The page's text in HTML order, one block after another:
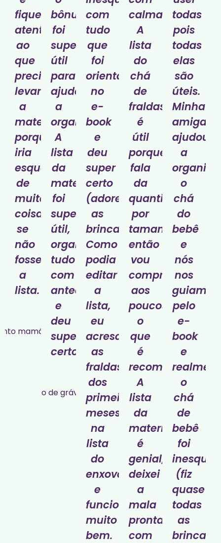
fiquei
atenta
ao
que
precisei
levar
a
maternidade,
porque
iria
esquecer
de
muita
coisa
se
não
fosse
a
lista.
Luiza
Martim
Paraná
bônus
foi
super
útil
para
ajudar
a
organizar.
A
lista
da
maternidade
foi
super
útil,
organizei
tudo
com
antecedência
e
deu
super
certo.
Oliveira
Belo
com
tudo
que
foi
orientado
no
e-
book
e
deu
super
certo
(adorei
as
brincadeiras)!.
Como
podia
editar
a
lista,
eu
acrescentei
as
fraldas
dos
primeiros
meses
na
lista
do
enxoval
e
funcionou
muito
bem.
calma.
A
lista
do
chá
de
fraldas
é
útil
porque
fala
da
quantidade
por
tamanho,
então
vou
comprar
aos
poucos
o
que
é
recomendado.
A
lista
da
maternidade
é
genial,
deixei
a
mala
pronta
com
todas
pois
todas
elas
são
úteis.
Minha
amiga
ajudou
a
o
chá
do
bebê
e
nós
nos
guiamos
pelo
e-
book
e
o
chá
de
bebê
foi
(fiz
quase
todas
as